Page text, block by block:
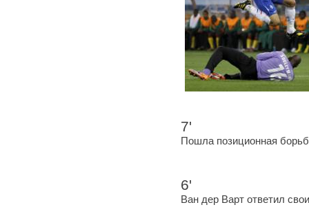
7'
Пошла позиционная
6'
Ван дер Варт ответил